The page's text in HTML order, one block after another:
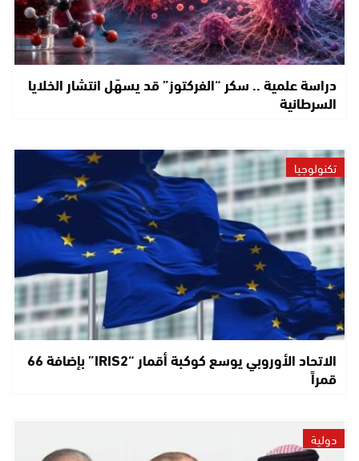
دراسة علمية .. سكر “الفركتوز” قد يسهّل انتشار الخلايا
السرطانية
تكنولوجيا
الاتحاد الأوروبي يوسع كوكبة أقمار “IRIS2” بإضافة 66
قمراً
دولية